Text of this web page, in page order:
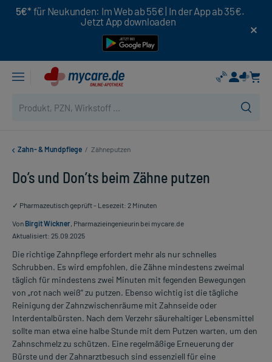
5€* für Neukunden: Im Web ab 55€ | In der App ab 35€.
Jetzt App downloaden
Zahn- & Mundpflege / Zähneputzen
Do’s und Don’ts beim Zähne putzen
✓ Pharmazeutisch geprüft - Lesezeit: 2 Minuten
Von Birgit Wickner, Pharmazieingenieurin bei mycare.de
Aktualisiert: 25.09.2025
Die richtige Zahnpflege erfordert mehr als nur schnelles
Schrubben. Es wird empfohlen, die Zähne mindestens zweimal
täglich für mindestens zwei Minuten mit fegenden Bewegungen
von „rot nach weiß“ zu putzen. Ebenso wichtig ist die tägliche
Reinigung der Zahnzwischenräume mit Zahnseide oder
Interdentalbürsten. Nach dem Verzehr säurehaltiger Lebensmittel
sollte man etwa eine halbe Stunde mit dem Putzen warten, um den
Zahnschmelz zu schützen. Eine regelmäßige Erneuerung der
Bürste und der Zahnarztbesuch sind essenziell für eine